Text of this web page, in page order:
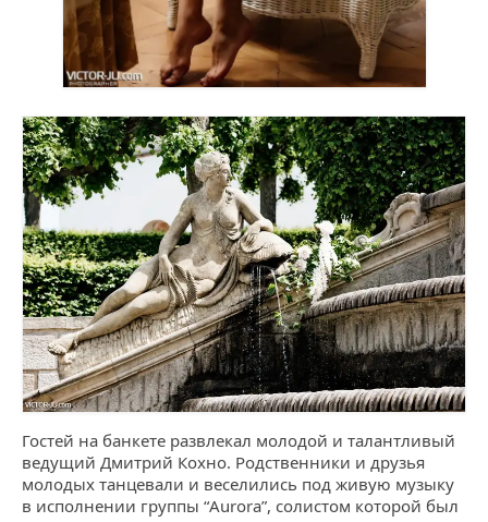
Гостей на банкете развлекал молодой и талантливый
ведущий Дмитрий Кохно. Родственники и друзья
молодых танцевали и веселились под живую музыку
в исполнении группы “Aurora”, солистом которой был